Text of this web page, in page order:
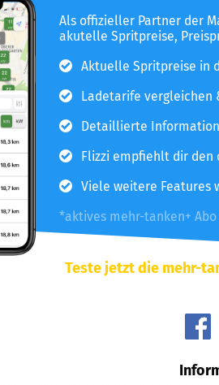
Als offizieller Partner der
akutelle Spritpreise,
Aktuelle Spritpreise in
Ladetarife vergleichen
Detaillierte
Flizzi empfiehlt dir
Viele weitere Features
*aktives mehr-tanken+
Teste jetzt die mehr-